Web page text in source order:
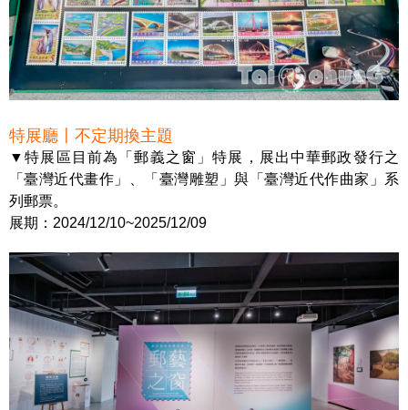
特展廳〡不定期換主題
▼特展區目前為「郵義之窗」特展，展出中華郵政發行之
「臺灣近代畫作」、「臺灣雕塑」與「臺灣近代作曲家」系
列郵票。
展期：2024/12/10~2025/12/09